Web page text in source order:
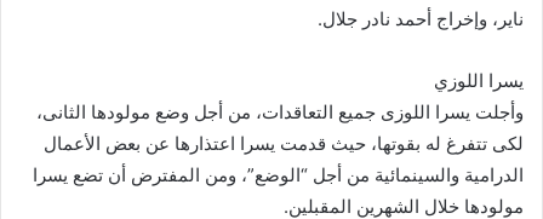
ناير، وإخراج أحمد نادر جلال.
يسرا اللوزي
وأجلت يسرا اللوزى جميع التعاقدات، من أجل وضع مولودها الثانى،
لكى تتفرغ له بقوتها، حيث قدمت يسرا اعتذارها عن بعض الأعمال
الدرامية والسينمائية من أجل “الوضع”، ومن المفترض أن تضع يسرا
مولودها خلال الشهرين المقبلين.